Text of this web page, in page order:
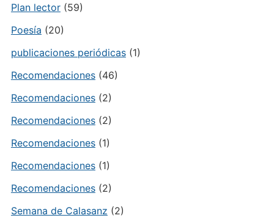
Plan lector(59)
Poesía (20)
publicaciones periódicas(1)
Recomendaciones(46)
Recomendaciones(2)
Recomendaciones(2)
Recomendaciones(1)
Recomendaciones(1)
Recomendaciones(2)
Semana de Calasanz (2)